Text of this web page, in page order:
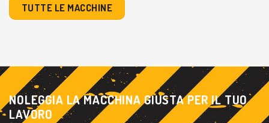
TUTTE LE MACCHINE
NOLEGGIA LA MACCHINA GIUSTA PER IL TUO
LAVORO